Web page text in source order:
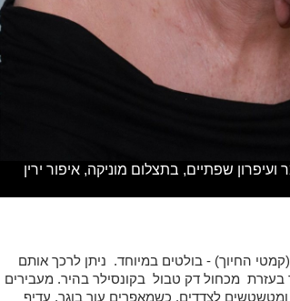
שפתיים, בתצלום מוניקה, איפור ירין
החיוך) - בולטים במיוחד. ניתן לרכך אותם
בעזרת מכחול דק טבול בקונסילר בהיר. מעבירים
לצדדים. כשמאפרים עור בוגר, עדיף